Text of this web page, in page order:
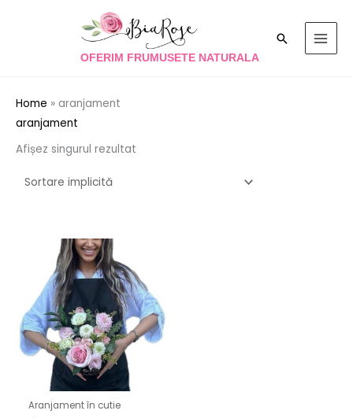
OFERIM FRUMUSETE NATURALA
Search
Home » aranjament
aranjament
Afișez singurul rezultat
Aranjament în cutie